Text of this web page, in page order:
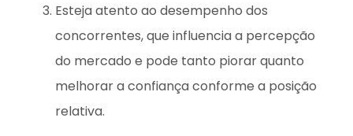
Esteja atento ao desempenho dos
concorrentes, que influencia a percepção
do mercado e pode tanto piorar quanto
melhorar a confiança conforme a posição
relativa.